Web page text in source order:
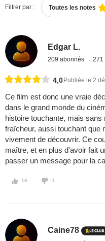
Filtrer par : Toutes les notes
Edgar L.
209 abonnés 271
4,0 Publiée le 2
Ce film est donc une vraie
dans le grand monde du
histoire touchante, mais
fraîcheur, aussi touchant que
vivement de découvrir. Ce
maître, et en plus d'avoir fait
passer un message pour la
16 1
Caine78